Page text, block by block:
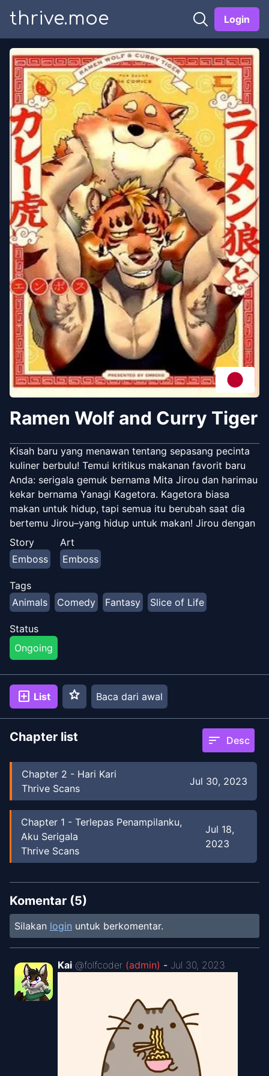
thrive.moe Login
Ramen Wolf and Curry Tiger
Kisah baru yang menawan tentang sepasang pecinta
kuliner berbulu! Temui kritikus makanan favorit baru
Anda: serigala gemuk bernama Mita Jirou dan harimau
kekar bernama Yanagi Kagetora. Kagetora biasa
makan untuk hidup, tapi semua itu berubah saat dia
bertemu Jirou–yang hidup untuk makan! Jirou dengan
senang hati membantu teman kucing bergarisnya
menjelajahi restoran dan makanan lezat yang terselip
di kota mereka, dan dia menikmati semua penemuan
mereka dengan sangat senang. Tidak ada yang lebih
baik daripada makanan panas untuk menyatukan dua
hewan dalam kisah makanan, bulu, dan persahabatan
yang diilustrasikan dengan indah ini.
Story
Emboss
Art
Emboss
Tags
Animals
Comedy Fantasy Slice of Life
Status
Ongoing
add_box List star Baca dari awal
Chapter list sort Desc
Chapter 2 - Hari Kari
Thrive Scans
Jul 30, 2023
Chapter 1 - Terlepas Penampilanku,
Aku Serigala
Thrive Scans
Jul 18,
2023
Komentar (5)
Silakan login untuk berkomentar.
Kai @folfcoder (admin) - Jul 30, 2023